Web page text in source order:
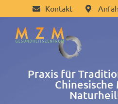
Inhalt
springen
Kontakt
Praxis für
Chinesische